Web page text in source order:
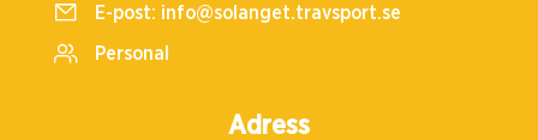
E-post: info@solanget.travsport.se
Personal
Adress